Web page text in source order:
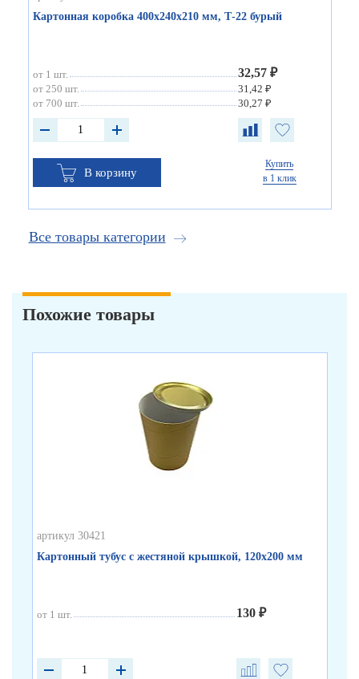
Картонная коробка 400х240х210 мм, Т-22 бурый
от 1 шт. 32,57 ₽
от 250 шт.
31,42 ₽
от 700 шт.
30,27 ₽
В корзину
Купить
в 1 клик
Все товары категории
Похожие товары
артикул 30421
Картонный тубус с жестяной крышкой, 120х200 мм
от 1 шт. 130 ₽